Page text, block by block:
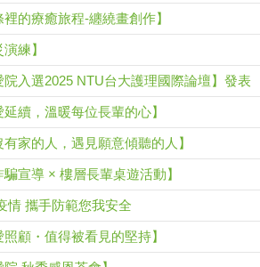
的療癒旅程-纏繞畫創作】
練】
院入選2025 NTU台大護理國際論壇】發表
續，溫暖每位長輩的心】
家的人，遇見願意傾聽的人】
宣導 × 樓層長輩桌遊活動】
情 攜手防範您我安全
顧・值得被看見的堅持】